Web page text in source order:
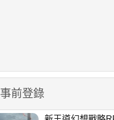
事前登錄